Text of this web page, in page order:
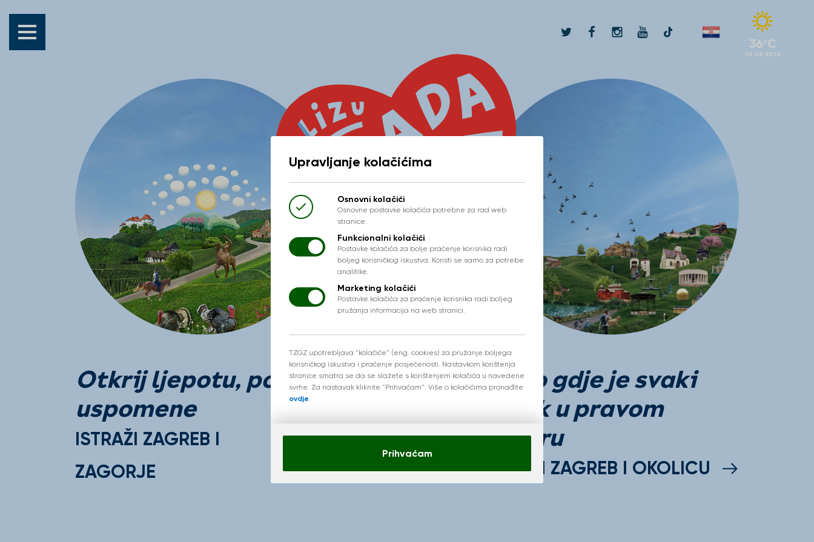
36ºC
06.08.2026
Otkrij ljepotu, ponesi
uspomene
ISTRAŽI ZAGREB I
ZAGORJE
Tamo gdje je svaki
korak u pravom
smjeru
ISTRAŽI ZAGREB I OKOLICU
Upravljanje kolačićima
Osnovni kolačići
Osnovne postavke kolačića potrebne za rad web
stranice.
Funkcionalni kolačići
Postavke kolačića za bolje praćenje korisnika radi
boljeg korisničkog iskustva. Koristi se samo za potrebe
analitike.
Marketing kolačići
Postavke kolačića za praćenje korisnika radi boljeg
pružanja informacija na web stranici.
TZGZ upotrebljava "kolačiće" (eng. cookies) za pružanje boljega
korisničkog iskustva i praćenje posjećenosti. Nastavkom korištenja
stranice smatra se da se slažete s korištenjem kolačića u navedene
svrhe. Za nastavak kliknite "Prihvaćam". Više o kolačićima pronađite
ovdje.
Prihvaćam